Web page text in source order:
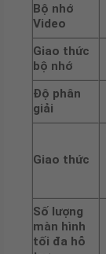
Bộ nhớ
Video
Giao thức
bộ nhớ
Độ phân
giải
Giao thức
Số lượng
màn hình
tối đa hỗ